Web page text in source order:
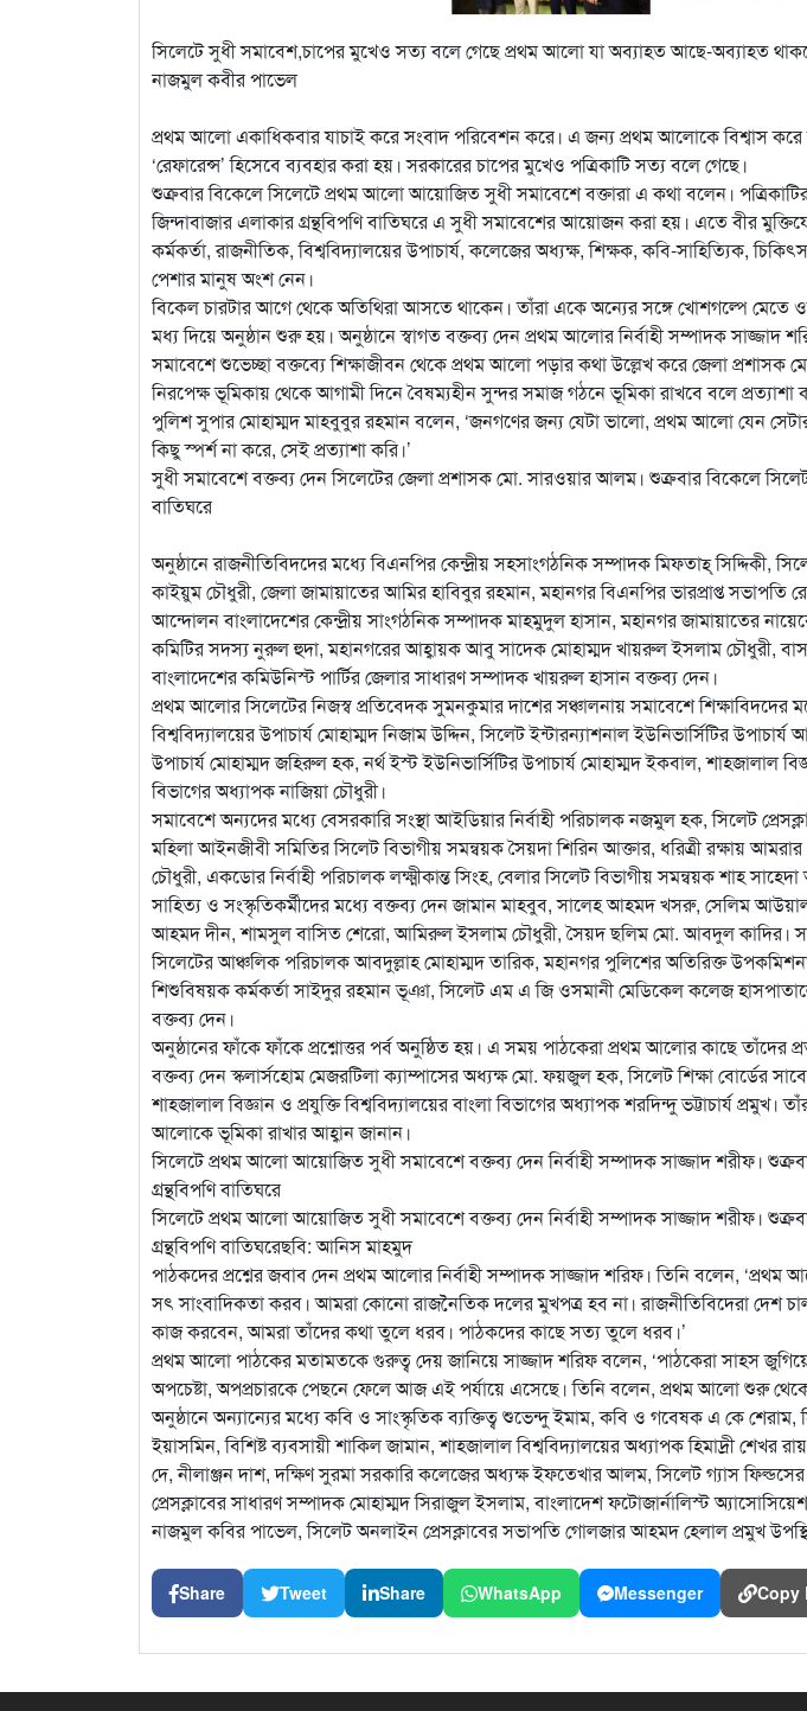
সিলেটে সুধী সমাবেশ,চাপের মুখেও সত্য বলে গেছে প্রথম আলো যা অব্যাহত আছে-অব্যাহত
নাজমুল কবীর পাভেল
প্রথম আলো একাধিকবার যাচাই করে সংবাদ পরিবেশন করে। এ জন্য প্রথম আলোকে বিশ্বাস করে
‘রেফারেন্স’ হিসেবে ব্যবহার করা হয়। সরকারের চাপের মুখেও পত্রিকাটি সত্য বলে গেছে।
শুক্রবার বিকেলে সিলেটে প্রথম আলো আয়োজিত সুধী সমাবেশে বক্তারা এ কথা বলেন। পত্রিকাটির
জিন্দাবাজার এলাকার গ্রন্থবিপণি বাতিঘরে এ সুধী সমাবেশের আয়োজন করা হয়। এতে বীর
কর্মকর্তা, রাজনীতিক, বিশ্ববিদ্যালয়ের উপাচার্য, কলেজের অধ্যক্ষ, শিক্ষক, কবি-সাহিত্যিক,
পেশার মানুষ অংশ নেন।
বিকেল চারটার আগে থেকে অতিথিরা আসতে থাকেন। তাঁরা একে অন্যের সঙ্গে খোশগল্পে মেতে
মধ্য দিয়ে অনুষ্ঠান শুরু হয়। অনুষ্ঠানে স্বাগত বক্তব্য দেন প্রথম আলোর নির্বাহী সম্পাদক সাজ্জাদ
সমাবেশে শুভেচ্ছা বক্তব্যে শিক্ষাজীবন থেকে প্রথম আলো পড়ার কথা উল্লেখ করে জেলা
নিরপেক্ষ ভূমিকায় থেকে আগামী দিনে বৈষম্যহীন সুন্দর সমাজ গঠনে ভূমিকা রাখবে বলে প্রত্যাশা
পুলিশ সুপার মোহাম্মদ মাহবুবুর রহমান বলেন, ‘জনগণের জন্য যেটা ভালো, প্রথম আলো যেন
কিছু স্পর্শ না করে, সেই প্রত্যাশা করি।’
সুধী সমাবেশে বক্তব্য দেন সিলেটের জেলা প্রশাসক মো. সারওয়ার আলম। শুক্রবার বিকেলে সিলেট
বাতিঘরে
অনুষ্ঠানে রাজনীতিবিদদের মধ্যে বিএনপির কেন্দ্রীয় সহসাংগঠনিক সম্পাদক মিফতাহ্ সিদ্দিকী,
কাইয়ুম চৌধুরী, জেলা জামায়াতের আমির হাবিবুর রহমান, মহানগর বিএনপির ভারপ্রাপ্ত সভাপতি
আন্দোলন বাংলাদেশের কেন্দ্রীয় সাংগঠনিক সম্পাদক মাহমুদুল হাসান, মহানগর জামায়াতের
কমিটির সদস্য নুরুল হুদা, মহানগরের আহ্বায়ক আবু সাদেক মোহাম্মদ খায়রুল ইসলাম চৌধুরী,
বাংলাদেশের কমিউনিস্ট পার্টির জেলার সাধারণ সম্পাদক খায়রুল হাসান বক্তব্য দেন।
প্রথম আলোর সিলেটের নিজস্ব প্রতিবেদক সুমনকুমার দাশের সঞ্চালনায় সমাবেশে শিক্ষাবিদদের
বিশ্ববিদ্যালয়ের উপাচার্য মোহাম্মদ নিজাম উদ্দিন, সিলেট ইন্টারন্যাশনাল ইউনিভার্সিটির
উপাচার্য মোহাম্মদ জহিরুল হক, নর্থ ইস্ট ইউনিভার্সিটির উপাচার্য মোহাম্মদ ইকবাল, শাহজালাল
বিভাগের অধ্যাপক নাজিয়া চৌধুরী।
সমাবেশে অন্যদের মধ্যে বেসরকারি সংস্থা আইডিয়ার নির্বাহী পরিচালক নজমুল হক, সিলেট
মহিলা আইনজীবী সমিতির সিলেট বিভাগীয় সমন্বয়ক সৈয়দা শিরিন আক্তার, ধরিত্রী রক্ষায়
চৌধুরী, একডোর নির্বাহী পরিচালক লক্ষ্মীকান্ত সিংহ, বেলার সিলেট বিভাগীয় সমন্বয়ক শাহ
সাহিত্য ও সংস্কৃতিকর্মীদের মধ্যে বক্তব্য দেন জামান মাহবুব, সালেহ আহমদ খসরু, সেলিম
আহমদ দীন, শামসুল বাসিত শেরো, আমিরুল ইসলাম চৌধুরী, সৈয়দ ছলিম মো. আবদুল কাদির।
সিলেটের আঞ্চলিক পরিচালক আবদুল্লাহ মোহাম্মদ তারিক, মহানগর পুলিশের অতিরিক্ত
শিশুবিষয়ক কর্মকর্তা সাইদুর রহমান ভূঞা, সিলেট এম এ জি ওসমানী মেডিকেল কলেজ
বক্তব্য দেন।
অনুষ্ঠানের ফাঁকে ফাঁকে প্রশ্নোত্তর পর্ব অনুষ্ঠিত হয়। এ সময় পাঠকেরা প্রথম আলোর কাছে তাঁদের
বক্তব্য দেন স্কলার্সহোম মেজরটিলা ক্যাম্পাসের অধ্যক্ষ মো. ফয়জুল হক, সিলেট শিক্ষা বোর্ডের
শাহজালাল বিজ্ঞান ও প্রযুক্তি বিশ্ববিদ্যালয়ের বাংলা বিভাগের অধ্যাপক শরদিন্দু ভট্টাচার্য
আলোকে ভূমিকা রাখার আহ্বান জানান।
সিলেটে প্রথম আলো আয়োজিত সুধী সমাবেশে বক্তব্য দেন নির্বাহী সম্পাদক সাজ্জাদ শরীফ।
গ্রন্থবিপণি বাতিঘরে
সিলেটে প্রথম আলো আয়োজিত সুধী সমাবেশে বক্তব্য দেন নির্বাহী সম্পাদক সাজ্জাদ শরীফ।
গ্রন্থবিপণি বাতিঘরেছবি: আনিস মাহমুদ
পাঠকদের প্রশ্নের জবাব দেন প্রথম আলোর নির্বাহী সম্পাদক সাজ্জাদ শরিফ। তিনি বলেন,
সৎ সাংবাদিকতা করব। আমরা কোনো রাজনৈতিক দলের মুখপত্র হব না। রাজনীতিবিদেরা দেশ
কাজ করবেন, আমরা তাঁদের কথা তুলে ধরব। পাঠকদের কাছে সত্য তুলে ধরব।’
প্রথম আলো পাঠকের মতামতকে গুরুত্ব দেয় জানিয়ে সাজ্জাদ শরিফ বলেন, ‘পাঠকেরা সাহস
অপচেষ্টা, অপপ্রচারকে পেছনে ফেলে আজ এই পর্যায়ে এসেছে। তিনি বলেন, প্রথম আলো শুরু থেকেই
অনুষ্ঠানে অন্যান্যের মধ্যে কবি ও সাংস্কৃতিক ব্যক্তিত্ব শুভেন্দু ইমাম, কবি ও গবেষক এ কে শেরাম,
ইয়াসমিন, বিশিষ্ট ব্যবসায়ী শাকিল জামান, শাহজালাল বিশ্ববিদ্যালয়ের অধ্যাপক হিমাদ্রী শেখর
দে, নীলাঞ্জন দাশ, দক্ষিণ সুরমা সরকারি কলেজের অধ্যক্ষ ইফতেখার আলম, সিলেট গ্যাস
প্রেসক্লাবের সাধারণ সম্পাদক মোহাম্মদ সিরাজুল ইসলাম, বাংলাদেশ ফটোজার্নালিস্ট
নাজমুল কবির পাভেল, সিলেট অনলাইন প্রেসক্লাবের সভাপতি গোলজার আহমদ হেলাল প্রমুখ
Share Tweet Share WhatsApp Messenger Copy